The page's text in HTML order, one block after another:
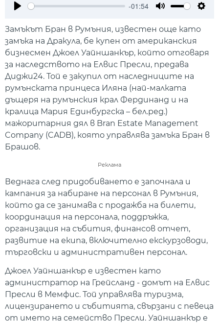
-01:54
Замъкът Бран в Румъния, известен още като
замъка на Дракула, бе купен от американския
бизнесмен Джоел Уайншанкър, който отговаря
за наследството на Елвис Пресли, предава
Диджи24. Той е закупил от наследниците на
румънската принцеса Иляна (най-малката
дъщеря на румънския крал Фердинанд и на
кралица Мария Единбургска – бел.ред.)
мажоритарния дял в Bran Estate Management
Company (CADB), която управлява замъка Бран в
Брашов.
Реклама
Веднага след придобиването е започнала и
кампания за набиране на персонал в Румъния,
който да се занимава с продажба на билети,
координация на персонала, поддръжка,
организация на събития, финансов отчет,
развитие на екипа, включително екскурзоводи,
търговски и административен персонал.
Джоел Уайншанкър е известен като
администратор на Грейсланд - домът на Елвис
Пресли в Мемфис. Той управлява туризма,
лицензирането и събитията, свързани с певеца
от името на семейство Пресли. Уайншанкър е